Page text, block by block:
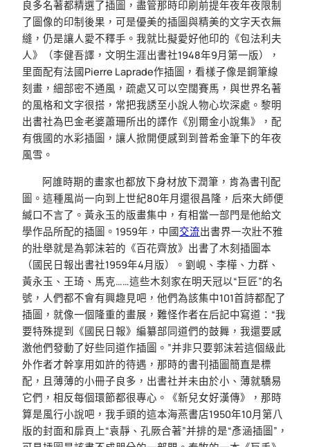
良多名著都精選了插圖，盡管那時印刷前提年夜年夜限制
了圖像的印制後果，可是優美的插圖與精美的文字天衣無
縫，仍是讓人愛不釋手。我就比擬愛好他印的《包法利夫
人》（李健吾譯，文明生涯出書社1948年9月第一版），
里面配有法國Pierre Laprade作插圖，看樣子像是鋼筆線
刻畫，細部密不通風，疏處又可以空闊賽馬，與世界名著
的風格和文字很搭，常把我誘至小說人物心坎深處。黎明
出書社為巴金老婆蕭珊所出的譯作《別爾金小說集》，配
有俄國的水彩插圖，讓人掀開便感到到普希金筆下的年夜
風雪。
阿誰時期的畫家也都放下身材放下潤筆，肯為書刊配
圖。這種風尚一向到上世紀80年月還很昌隆，后來大師便
緘口不言了。黃永玉的版畫集中，有相當一部門是他給文
學作品所配的插圖。1959年，中國交流出書界一次壯不雅
的壯舉就是為郭沫若的《百花齊放》出書了木刻插圖本
（國民日報出書社1959年4月版）。劉峴、李樺、力群、
黃永玉、王琦、馬克……這些木刻家在明天冠以“巨匠”的名
號，人們都不會有興趣見吧，他們為該集中101首詩都配了
插圖，就像一個隆重的畫展，難怪作者在后記中寫道：“我
要特殊提到《國民日報》編纂部同道們的鼓舞，我還要感
激他們發動了好些同道作插圖。”并非只要郭沫若這個級此
外作者才幹享用如許的待遇，那時的書刊插圖簡直是標
配，且薄薄的小冊子良多，出書社并未由於小、薄就驕易
它們，相反每個環節都很專心。《新兒女好漢傳》，那時
算是風行小說吧，我手頭的這本海燕書店1950年10月第八
版的封面和扉頁上“袁靜、孔厥合著”并排的是“彥涵插圖”，